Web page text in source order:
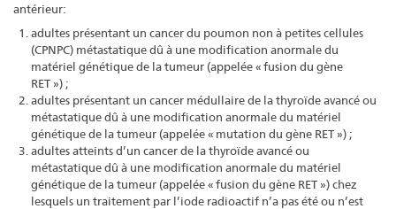
antérieur:
adultes présentant un cancer du poumon non à petites cellules
(CPNPC) métastatique dû à une modification anormale du
matériel génétique de la tumeur (appelée « fusion du gène
RET ») ;
adultes présentant un cancer médullaire de la thyroïde avancé ou
métastatique dû à une modification anormale du matériel
génétique de la tumeur (appelée « mutation du gène RET ») ;
adultes atteints d’un cancer de la thyroïde avancé ou
métastatique dû à une modification anormale du matériel
génétique de la tumeur (appelée « fusion du gène RET ») chez
lesquels un traitement par l’iode radioactif n’a pas été ou n’est